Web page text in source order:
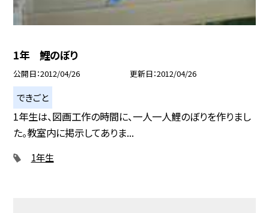
1年 鯉のぼり
公開日 2012/04/26 更新日 2012/04/26
できごと
1年生は、図画工作の時間に、一人一人鯉のぼりを作りまし
た。教室内に掲示してありま...
1年生